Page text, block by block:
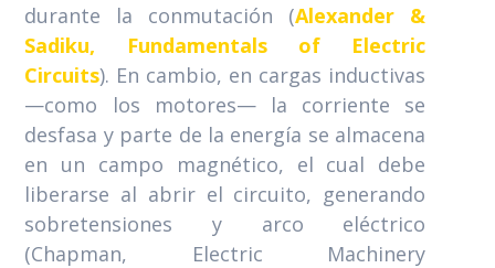
durante la conmutación (Alexander &
Sadiku, Fundamentals of Electric
Circuits). En cambio, en cargas inductivas
—como los motores— la corriente se
desfasa y parte de la energía se almacena
en un campo magnético, el cual debe
liberarse al abrir el circuito, generando
sobretensiones y arco eléctrico
(Chapman, Electric Machinery